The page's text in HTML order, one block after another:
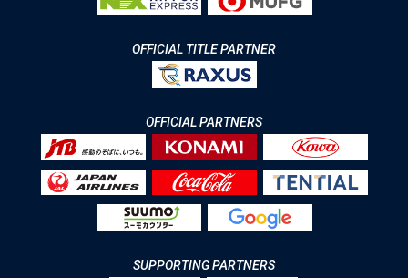
OFFICIAL TITLE PARTNER
OFFICIAL PARTNERS
SUPPORTING PARTNERS